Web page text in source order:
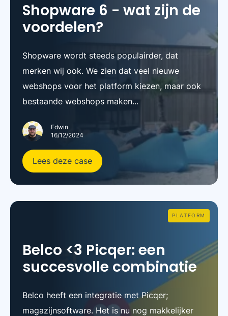
Shopware 6 - wat zijn de
voordelen?
Shopware wordt steeds populairder, dat
merken wij ook. We zien dat veel nieuwe
webshops voor het platform kiezen, maar ook
bestaande webshops maken...
Edwin
16/12/2024
Lees deze case
PLATFORM
Belco <3 Picqer: een
succesvolle combinatie
Belco heeft een integratie met Picqer;
magazijnsoftware. Het is nu nog makkelijker